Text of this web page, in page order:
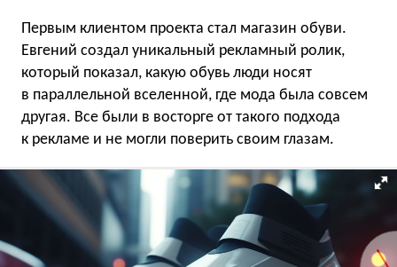
Первым клиентом проекта стал магазин обуви.
Евгений создал уникальный рекламный ролик,
который показал, какую обувь люди носят
в параллельной вселенной, где мода была совсем
другая. Все были в восторге от такого подхода
к рекламе и не могли поверить своим глазам.